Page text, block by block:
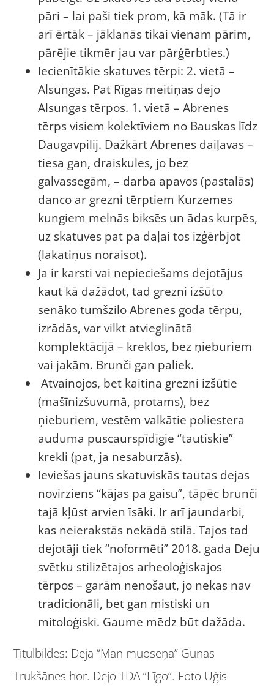
pāri – lai paši tiek prom, kā māk. (Tā ir
arī ērtāk – jāklanās tikai vienam pārim,
pārējie tikmēr jau var pārģērbties.)
Iecienītākie skatuves tērpi: 2. vietā –
Alsungas. Pat Rīgas meitiņas dejo
Alsungas tērpos. 1. vietā – Abrenes
tērps visiem kolektīviem no Bauskas līdz
Daugavpilij. Dažkārt Abrenes daiļavas –
tiesa gan, draiskules, jo bez
galvassegām, – darba apavos (pastalās)
danco ar grezni tērptiem Kurzemes
kungiem melnās biksēs un ādas kurpēs,
uz skatuves pat pa daļai tos izģērbjot
(lakatiņus noraisot).
Ja ir karsti vai nepieciešams dejotājus
kaut kā dažādot, tad grezni izšūto
senāko tumšzilo Abrenes goda tērpu,
izrādās, var vilkt atvieglinātā
komplektācijā – kreklos, bez ņieburiem
vai jakām. Brunči gan paliek.
Atvainojos, bet kaitina grezni izšūtie
(mašīnizšuvumā, protams), bez
ņieburiem, vestēm valkātie poliestera
auduma puscaurspīdīgie “tautiskie”
krekli (pat, ja nesaburzās).
Ieviešas jauns skatuviskās tautas dejas
novirziens “kājas pa gaisu”, tāpēc brunči
tajā kļūst arvien īsāki. Ir arī jaundarbi,
kas neierakstās nekādā stilā. Tajos tad
dejotāji tiek “noformēti” 2018. gada Deju
svētku stilizētajos arheoloģiskajos
tērpos – garām nenošaut, jo nekas nav
tradicionāli, bet gan mistiski un
mitoloģiski. Gaume mēdz būt dažāda.
Titulbildes: Deja “Man muoseņa” Gunas
Trukšānes hor. Dejo TDA “Līgo”. Foto Uģis